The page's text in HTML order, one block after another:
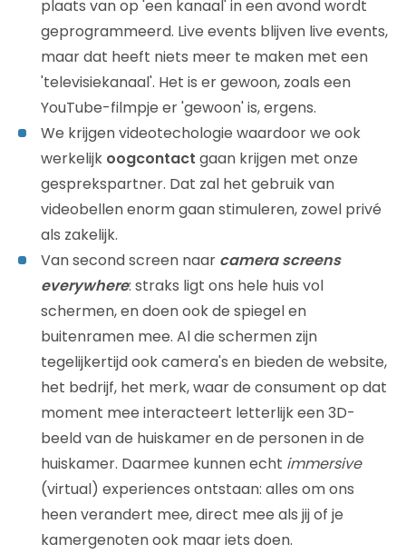
plaats van op 'een kanaal' in een avond wordt
geprogrammeerd. Live events blijven live events,
maar dat heeft niets meer te maken met een
'televisiekanaal'. Het is er gewoon, zoals een
YouTube-filmpje er 'gewoon' is, ergens.
We krijgen videotechologie waardoor we ook
werkelijk oogcontact gaan krijgen met onze
gesprekspartner. Dat zal het gebruik van
videobellen enorm gaan stimuleren, zowel privé
als zakelijk.
Van second screen naar camera screens
everywhere: straks ligt ons hele huis vol
schermen, en doen ook de spiegel en
buitenramen mee. Al die schermen zijn
tegelijkertijd ook camera's en bieden de website,
het bedrijf, het merk, waar de consument op dat
moment mee interacteert letterlijk een 3D-
beeld van de huiskamer en de personen in de
huiskamer. Daarmee kunnen echt immersive
(virtual) experiences ontstaan: alles om ons
heen verandert mee, direct mee als jij of je
kamergenoten ook maar iets doen.